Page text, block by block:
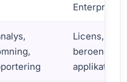
Enterprise)
Licens, pris
beroende